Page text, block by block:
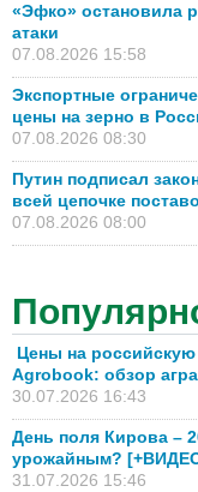
«Эфко» остановила
атаки
07.08.2026 15:58
Экспортные
цены на зерно в
07.08.2026 08:30
Путин подписал
всей цепочке
07.08.2026 08:00
Цены на российскую
Agrobook: обзор
30.07.2026 16:43
День поля Кирова –
урожайным?
31.07.2026 15:46